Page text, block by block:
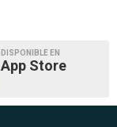
DISPONIBLE EN
App Store